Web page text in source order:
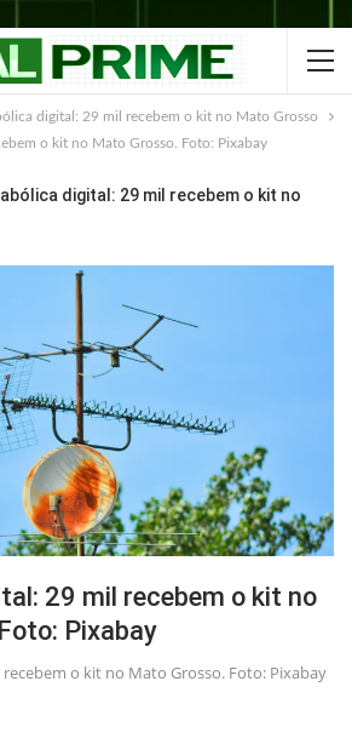
digital: 29 mil recebem o kit no Mato Grosso
o kit no Mato Grosso. Foto: Pixabay
digital: 29 mil recebem o kit no
29 mil recebem o kit no
Pixabay
o kit no Mato Grosso. Foto: Pixabay